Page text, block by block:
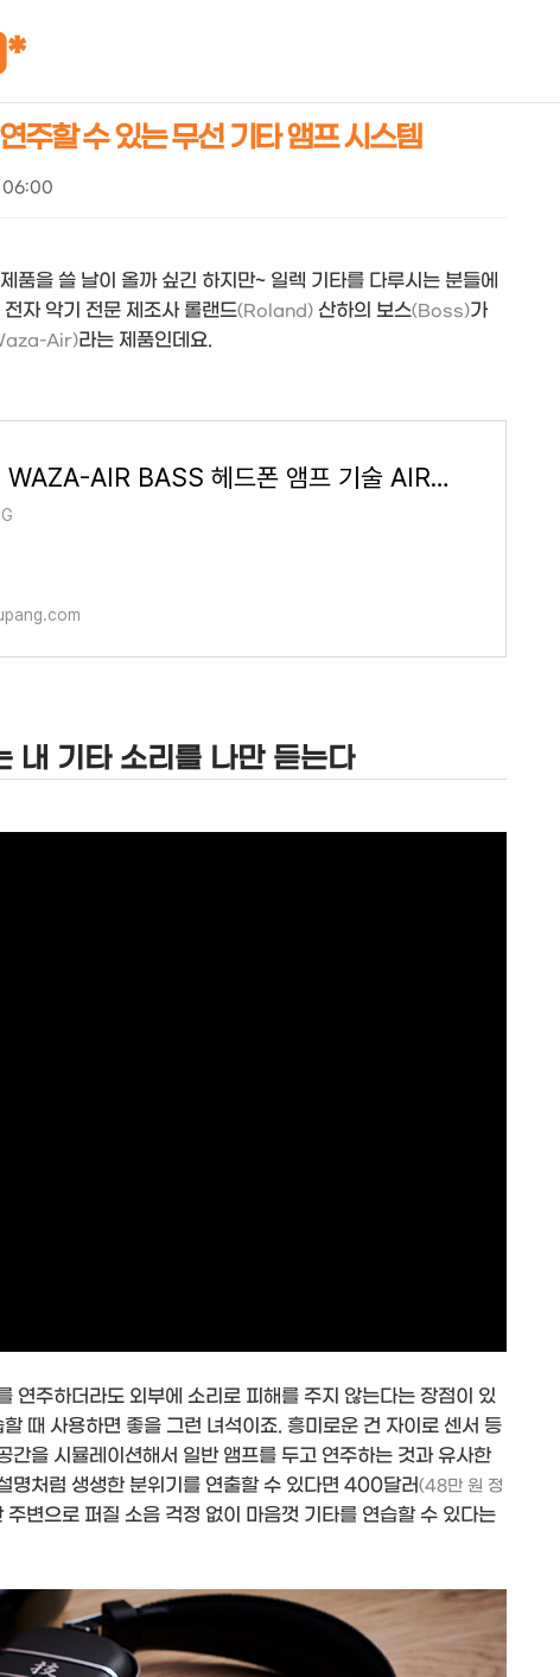
NEOEARLY*
주할 수 있는 무선 기타 앰프 시스템
06:00
품을 쓸 날이 올까 싶긴 하지만~ 일렉 기타를 다루시는 분들에
자 악기 전문 제조사 롤랜드(Roland) 산하의 보스(Boss)가
Air)라는 제품인데요.
BOSS WAZA-AIR BASS 헤드폰 앰프 기술 AIR 보스
내 기타 소리를 나만 듣는다
연주하더라도 외부에 소리로 피해를 주지 않는다는 장점이 있
때 사용하면 좋을 그런 녀석이죠. 흥미로운 건 자이로 센서 등
간을 시뮬레이션해서 일반 앰프를 두고 연주하는 것과 유사한
명처럼 생생한 분위기를 연출할 수 있다면 400달러(48만 원 정
변으로 퍼질 소음 걱정 없이 마음껏 기타를 연습할 수 있다는